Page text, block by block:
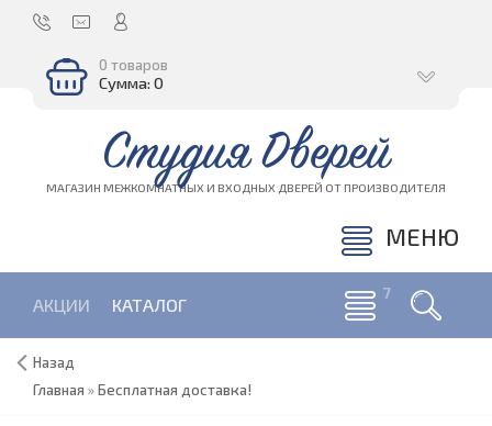
0 товаров
Сумма: 0
Студия Дверей
МАГАЗИН МЕЖКОМНАТНЫХ И ВХОДНЫХ ДВЕРЕЙ ОТ ПРОИЗВОДИТЕЛЯ
МЕНЮ
АКЦИИ КАТАЛОГ
Назад
Главная »Бесплатная доставка!